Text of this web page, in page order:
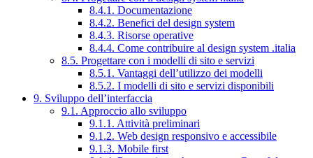
8.4.1. Documentazione
8.4.2. Benefici del design system
8.4.3. Risorse operative
8.4.4. Come contribuire al design system .italia
8.5. Progettare con i modelli di sito e servizi
8.5.1. Vantaggi dell’utilizzo dei modelli
8.5.2. I modelli di sito e servizi disponibili
9. Sviluppo dell’interfaccia
9.1. Approccio allo sviluppo
9.1.1. Attività preliminari
9.1.2. Web design responsivo e accessibile
9.1.3. Mobile first